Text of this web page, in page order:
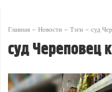
Главная Новости Тэги суд
суд Череповец